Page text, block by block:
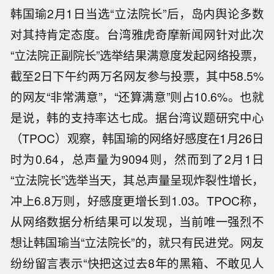
韩国瑜2月1日当选“立法院长”后，岛内舆论多数
对其持肯定态度。台湾雅虎奇摩新闻网针对此次
“立法院正副院长”选举结果满意度发起网络投票，
截至2日下午约两万名网友参与投票，其中58.5%
的网友“非常满意”，“还算满意”则占10.6%。也就
是说，韩的支持率达七成。据台湾议题研究中心
（TPOC）观察，韩国瑜的网络好感度在1月26日
时为0.64，总声量为9094则，然而到了2月1日
“立法院长”选举当天，其总声量呈现炸裂性增长，
冲上6.8万则，好感度更增长到1.03。TPOC称，
从网络数据分析结果可以发现，当前唯一强烈不
想让韩国瑜当“立法院长”的，就只有民进党。网友
纷纷留言表示“快把这过去8年的黑箱、不敢见人